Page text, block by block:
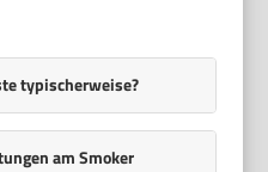
typischerweise?
am Smoker